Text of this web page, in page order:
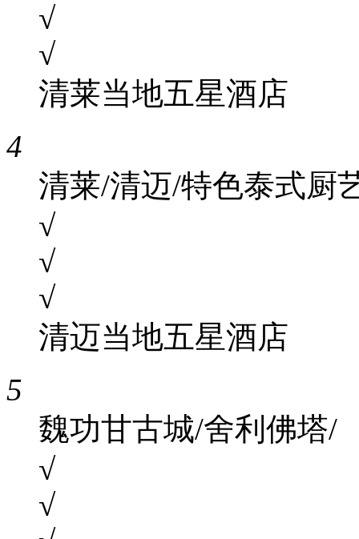
√
√
清莱当地五星酒店
4
清莱/清迈/特色泰式厨
√
√
√
清迈当地五星酒店
5
魏功甘古城/舍利佛塔/
√
√